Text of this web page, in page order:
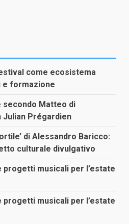
come ecosistema
e formazione
secondo Matteo di
Julian Prégardien
di Alessandro Baricco:
culturale divulgativo
progetti musicali per l’estate
progetti musicali per l’estate